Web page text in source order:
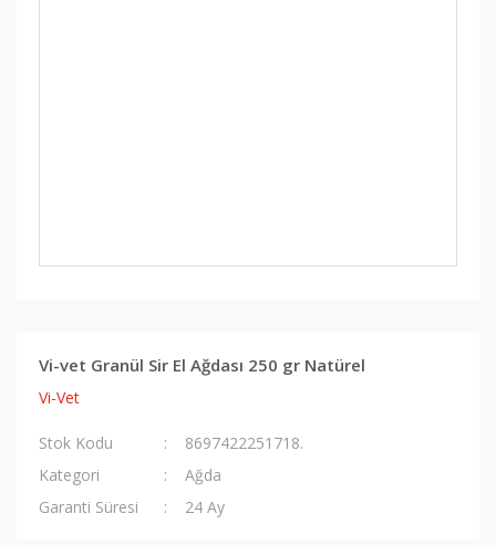
Vi-vet Granül Sir El Ağdası 250 gr Natürel
Vi-Vet
Stok Kodu
8697422251718.
Kategori
Ağda
Garanti Süresi
24 Ay